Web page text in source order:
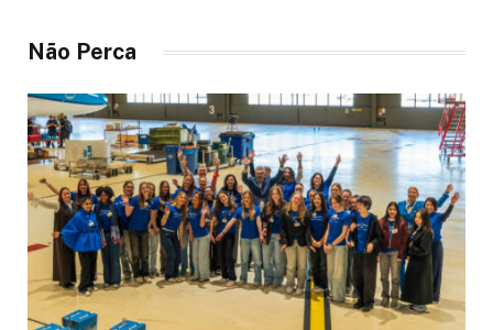
Não Perca